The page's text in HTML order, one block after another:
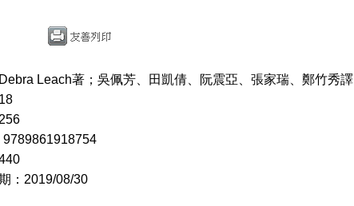
Leach著；吳佩芳、田凱倩、阮震亞、張家瑞、鄭竹秀譯
9789861918754
：2019/08/30